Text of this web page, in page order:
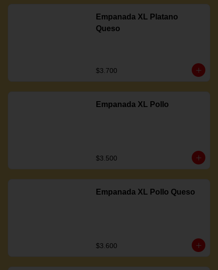
Empanada XL Platano
Queso
$3.700
Empanada XL Pollo
$3.500
Empanada XL Pollo Queso
$3.600